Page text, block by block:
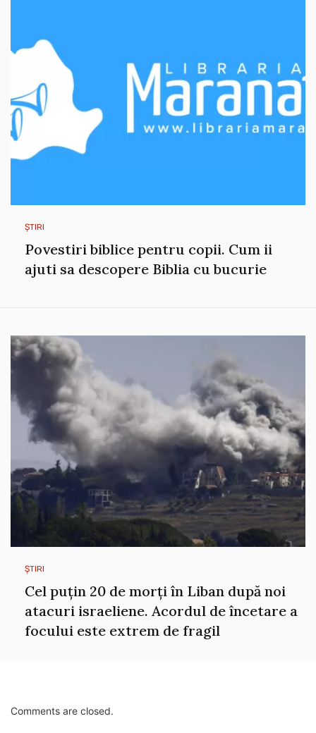
ȘTIRI
Povestiri biblice pentru copii. Cum ii
ajuti sa descopere Biblia cu bucurie
ȘTIRI
Cel puțin 20 de morți în Liban după noi
atacuri israeliene. Acordul de încetare a
focului este extrem de fragil
Comments are closed.